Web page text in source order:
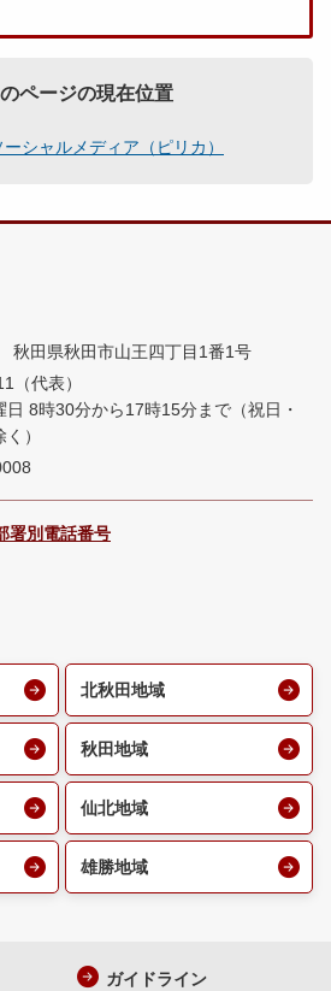
ページの現在位置
ーシャルメディア（ピリカ）
田県秋田市山王四丁目1番1号
（代表）
日 8時30分から17時15分まで （祝日・
）
署別電話番号
北秋田地域
秋田地域
仙北地域
雄勝地域
ガイドライン